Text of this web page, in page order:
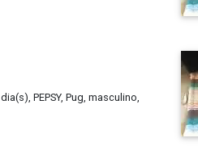
PEPSY, Pug, masculino,